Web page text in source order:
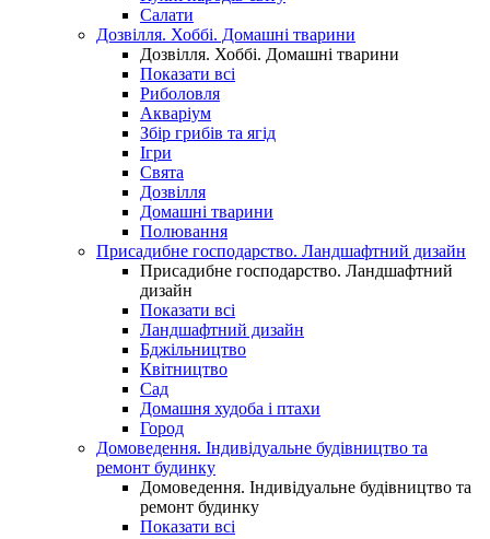
Салати
Дозвілля. Хоббі. Домашні тварини
Дозвілля. Хоббі. Домашні тварини
Показати всі
Риболовля
Акваріум
Збір грибів та ягід
Ігри
Свята
Дозвілля
Домашні тварини
Полювання
Присадибне господарство. Ландшафтний дизайн
Присадибне господарство. Ландшафтний
дизайн
Показати всі
Ландшафтний дизайн
Бджільництво
Квітництво
Сад
Домашня худоба і птахи
Город
Домоведення. Індивідуальне будівництво та
ремонт будинку
Домоведення. Індивідуальне будівництво та
ремонт будинку
Показати всі